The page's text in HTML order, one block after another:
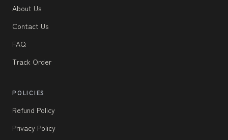
About Us
Contact Us
FAQ
Track Order
POLICIES
Refund Policy
Privacy Policy